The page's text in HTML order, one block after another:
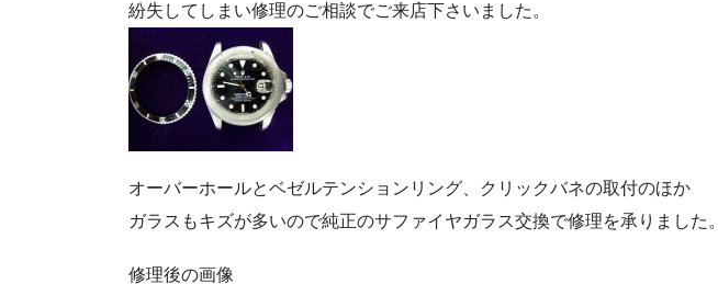
紛失してしまい修理のご相談でご来店下さいました。
オーバーホールとベゼルテンションリング、クリックバネの取付のほか
ガラスもキズが多いので純正のサファイヤガラス交換で修理を承りました。
修理後の画像